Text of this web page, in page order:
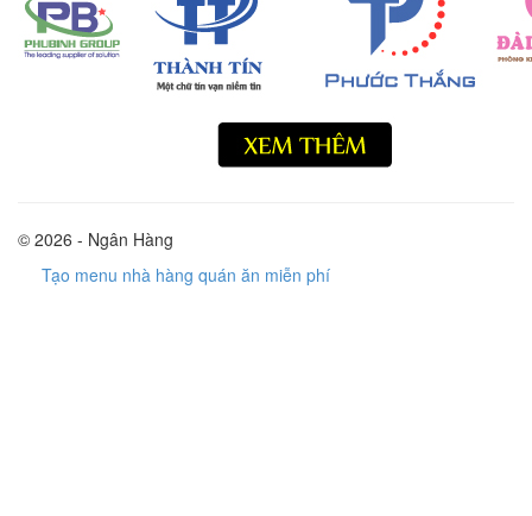
© 2026 - Ngân Hàng
Tạo menu nhà hàng quán ăn miễn phí